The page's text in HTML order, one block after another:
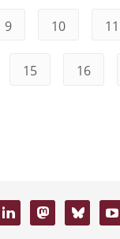
9 10 11
15 16